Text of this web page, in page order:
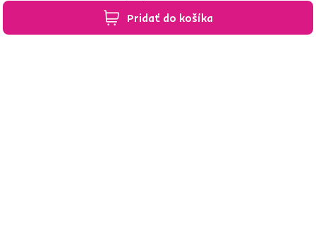
Pridať do košíka
e‑mailov tak, aby vám nič neušlo.